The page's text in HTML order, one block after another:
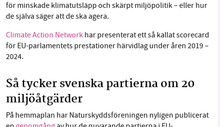
för minskade klimatutsläpp och skärpt miljöpolitik – eller hur
de själva säger att de ska agera.
Climate Action Network har presenterat ett så kallat scorecard
för EU-parlamentets prestationer härvidlag under åren 2019 –
2024.
Så tycker svenska partierna om 20
miljöåtgärder
På hemmaplan har Naturskyddsföreningen nyligen publicerat